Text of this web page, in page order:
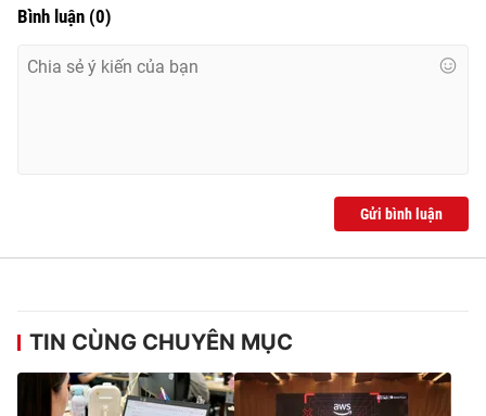
Bình luận (0)
Gửi bình luận
TIN CÙNG CHUYÊN MỤC